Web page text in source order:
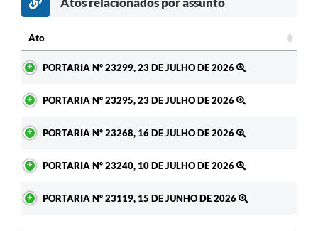
Ato
PORTARIA Nº 23299, 23 DE JULHO DE 2026
PORTARIA Nº 23295, 23 DE JULHO DE 2026
PORTARIA Nº 23268, 16 DE JULHO DE 2026
PORTARIA Nº 23240, 10 DE JULHO DE 2026
PORTARIA Nº 23119, 15 DE JUNHO DE 2026